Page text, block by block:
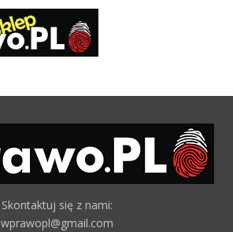
Skontaktuj się z nami:
wprawopl@gmail.com